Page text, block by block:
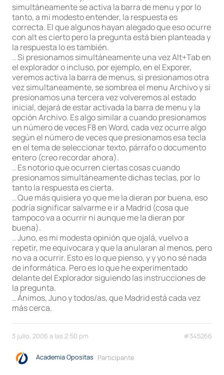
simultáneamente se activa la barra de menu y por lo
tanto, a mi modesto entender, la respuesta es
correcta. El que algunos hayan alegado que eso ocurre
con alt es cierto pero la pregunta está bien planteada y
la respuesta lo es también.
.. Si presionamos simultáneamente una vez Alt+Tab en
el explorador o incluso, por ejemplo, en el Exporer,
veremos activa la barra de menus, si presionamos otra
vez simultaneamente, se sombrea el menu Archivo y si
presionamos una tercera vez volveremos al estado
inicial, dejará de estar activada la barra de menu y la
opción Archivo. Es algo similar a cuando presionamos
un número de veces F8 en Word, cada vez ocurre algo
según el número de veces que presionamos esa tecla
en el tema de seleccionar texto, párrafo o documento
entero (creo recordar ahora).
.. Es notorio que ocurren ciertas cosas cuando
presionamos simultáneamente dichas teclas, por lo
tanto la respuesta es cierta.
.. Que más quisiera yo que me la dieran por buena, eso
podría significar salvarme e ir a Madrid (cosa que
tampoco va a ocurrir ni aunque me la dieran por
buena).
.. Juno, es mi modesta opinión que ojalá, vuelvo a
repetir, me equivocara y que la anularan al menos, pero
no va a ocurrir. Esto es lo que pienso, y y yo no sé nada
de informática. Pero es lo que he experimentado
delante del Explorador siguiendo las instrucciones de
la pregunta.
.. Ánimos, Juno y todos/as, que Madrid está cada vez
más cerca.
3 julio, 2006 a las 2:50 pm #345266
Academia Opositas Participante